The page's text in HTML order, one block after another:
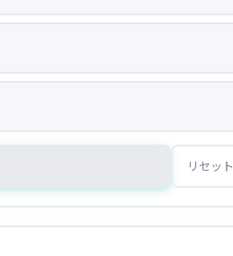
リセット